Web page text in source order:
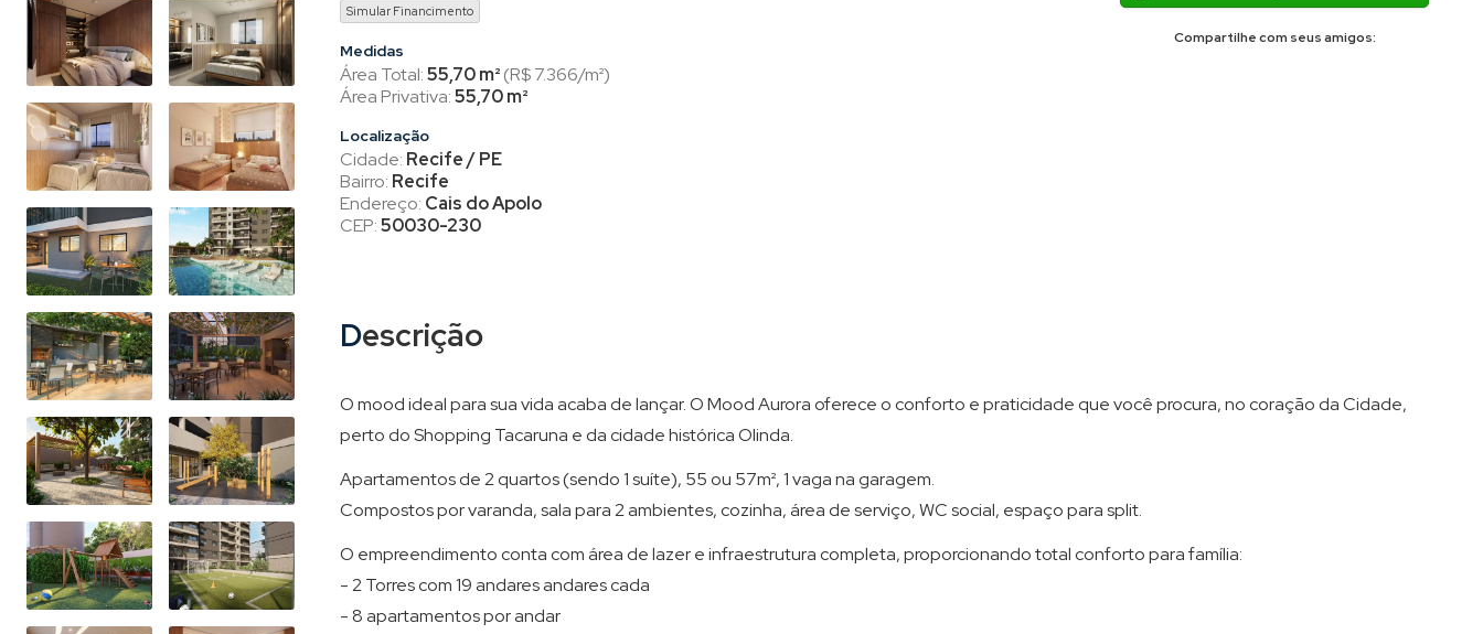
Simular Financimento
Medidas
Área Total:55,70 m²(R$ 7.366/m²)
Área Privativa:55,70 m²
Localização
Cidade: Recife / PE
Bairro: Recife
Endereço: Cais do Apolo
CEP:50030-230
Compartilhe com seus amigos:
Descrição
O mood ideal para sua vida acaba de lançar. O Mood Aurora oferece o conforto e praticidade que você procura, no coração da Cidade,
perto do Shopping Tacaruna e da cidade histórica Olinda.
Apartamentos de 2 quartos (sendo 1 suíte), 55 ou 57m², 1 vaga na garagem.
Compostos por varanda, sala para 2 ambientes, cozinha, área de serviço, WC social, espaço para split.
O empreendimento conta com área de lazer e infraestrutura completa, proporcionando total conforto para família:
- 2 Torres com 19 andares andares cada
- 8 apartamentos por andar